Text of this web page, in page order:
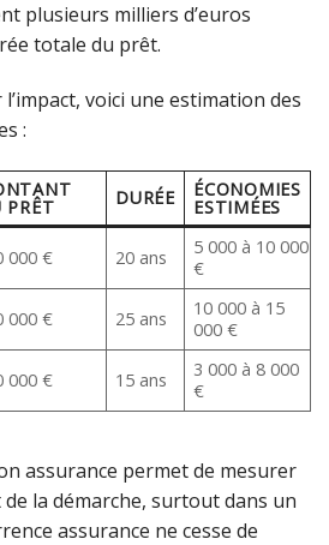
plusieurs milliers d’euros
totale du prêt.
voici une estimation des
:
PRÊT DURÉE ÉCONOMIES
ESTIMÉES
000 € 20 ans
5 000 à 10 000
€
000 € 25 ans
10 000 à 15
000 €
000 € 15 ans
3 000 à 8 000
€
assurance permet de mesurer
la démarche, surtout dans un
assurance ne cesse de